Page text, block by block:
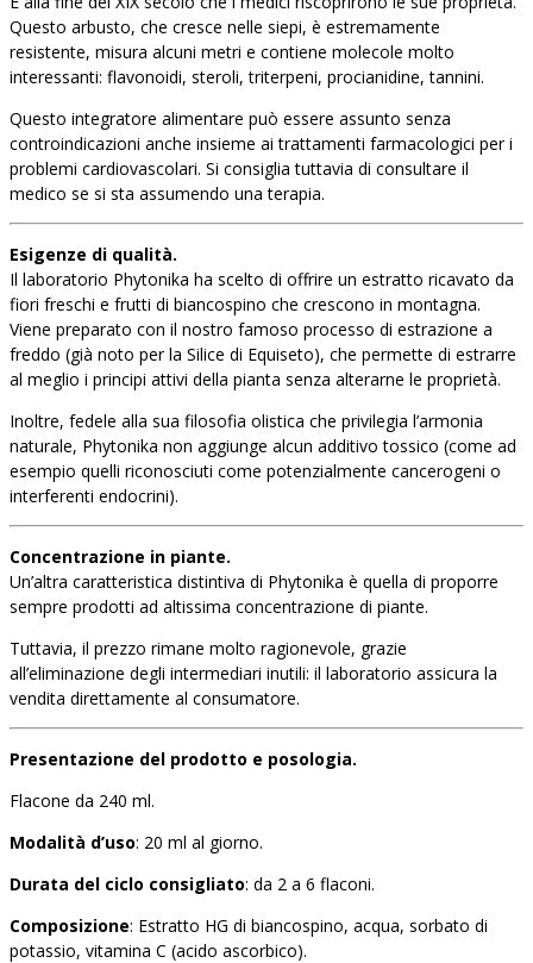
Questo arbusto, che cresce nelle siepi, è estremamente
resistente, misura alcuni metri e contiene molecole molto
interessanti: flavonoidi, steroli, triterpeni, procianidine, tannini.
Questo integratore alimentare può essere assunto senza
controindicazioni anche insieme ai trattamenti farmacologici per i
problemi cardiovascolari. Si consiglia tuttavia di consultare il
medico se si sta assumendo una terapia.
Esigenze di qualità.
Il laboratorio Phytonika ha scelto di offrire un estratto ricavato da
fiori freschi e frutti di biancospino che crescono in montagna.
Viene preparato con il nostro famoso processo di estrazione a
freddo (già noto per la Silice di Equiseto), che permette di estrarre
al meglio i principi attivi della pianta senza alterarne le proprietà.
Inoltre, fedele alla sua filosofia olistica che privilegia l’armonia
naturale, Phytonika non aggiunge alcun additivo tossico (come ad
esempio quelli riconosciuti come potenzialmente cancerogeni o
interferenti endocrini).
Concentrazione in piante.
Un’altra caratteristica distintiva di Phytonika è quella di proporre
sempre prodotti ad altissima concentrazione di piante.
Tuttavia, il prezzo rimane molto ragionevole, grazie
all’eliminazione degli intermediari inutili: il laboratorio assicura la
vendita direttamente al consumatore.
Presentazione del prodotto e posologia.
Flacone da 240 ml.
Modalità d’uso: 20 ml al giorno.
Durata del ciclo consigliato: da 2 a 6 flaconi.
Composizione: Estratto HG di biancospino, acqua, sorbato di
potassio, vitamina C (acido ascorbico).